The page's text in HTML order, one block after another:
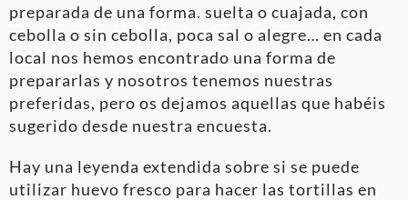
preparada de una forma. suelta o cuajada, con
cebolla o sin cebolla, poca sal o alegre… en cada
local nos hemos encontrado una forma de
prepararlas y nosotros tenemos nuestras
preferidas, pero os dejamos aquellas que habéis
sugerido desde nuestra encuesta.
Hay una leyenda extendida sobre si se puede
utilizar huevo fresco para hacer las tortillas en